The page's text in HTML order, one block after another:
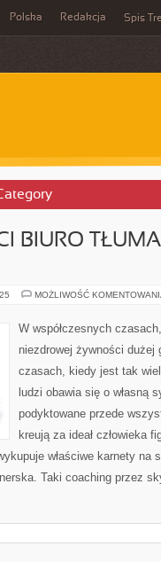
Polska Redakcja Spis
BIURO
MOŻLIWOŚĆ
W współczesnych
niezdrowej żywności dużej
czasach, kiedy jest tak
ludzi obawia się o własną
podyktowane przede
kreują za ideał człowieka
właściwe karnety na
Taki coaching przez